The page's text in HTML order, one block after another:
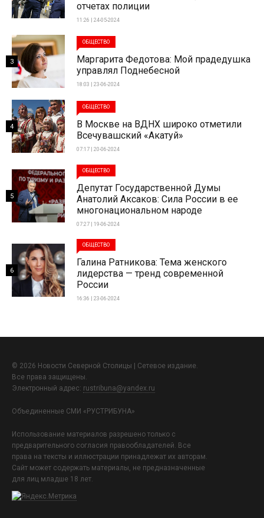
отчетах полиции
11:26 | 24-05-2024
ОБЩЕСТВО
Маргарита Федотова: Мой прадедушка
управлял Поднебесной
18:03 | 23-06-2024
3
ОБЩЕСТВО
В Москве на ВДНХ широко отметили
Всечувашский «Акатуй»
07:17 | 20-06-2024
4
ОБЩЕСТВО
Депутат Государственной Думы
Анатолий Аксаков: Сила России в ее
многонациональном народе
07:27 | 19-06-2024
5
ОБЩЕСТВО
Галина Ратникова: Тема женского
лидерства — тренд современной
России
16:36 | 23-06-2024
6
© 2026 Новости Северной Столицы | Сетевое издание.
Все права защищены.
Электронный адрес: rustribuna@yandex.ru
Объединенные СМИ «РУСТРИБУНА»
Использование материалов разрешено только с
предварительного согласия правообладателей. Все
права на тексты и иллюстрации принадлежат их авторам.
Сайт может содержать материалы, не предназначенные
для лиц младше 18 лет.